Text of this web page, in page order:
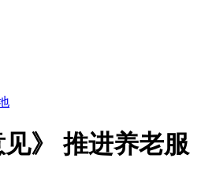
》 推进养老服